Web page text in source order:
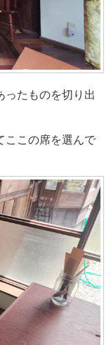
ったものを切り出
ここの席を選んで